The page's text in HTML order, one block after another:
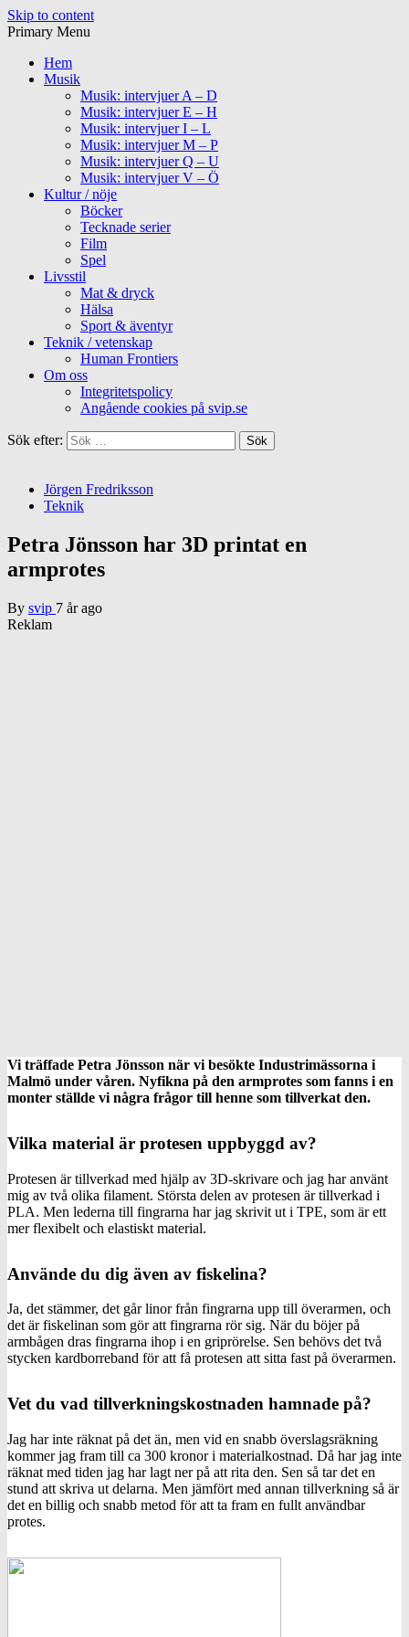
Skip to content
Primary Menu
Hem
Musik
Musik: intervjuer A – D
Musik: intervjuer E – H
Musik: intervjuer I – L
Musik: intervjuer M – P
Musik: intervjuer Q – U
Musik: intervjuer V – Ö
Kultur / nöje
Böcker
Tecknade serier
Film
Spel
Livsstil
Mat & dryck
Hälsa
Sport & äventyr
Teknik / vetenskap
Human Frontiers
Om oss
Integritetspolicy
Angående cookies på svip.se
Sök efter:
Jörgen Fredriksson
Teknik
Petra Jönsson har 3D printat en
armprotes
By svip 7 år ago
Reklam
Vi träffade Petra Jönsson när vi besökte Industrimässorna i
Malmö under våren. Nyfikna på den armprotes som fanns i en
monter ställde vi några frågor till henne som tillverkat den.
Vilka material är protesen uppbyggd av?
Protesen är tillverkad med hjälp av 3D-skrivare och jag har använt
mig av två olika filament. Största delen av protesen är tillverkad i
PLA. Men lederna till fingrarna har jag skrivit ut i TPE, som är ett
mer flexibelt och elastiskt material.
Använde du dig även av fiskelina?
Ja, det stämmer, det går linor från fingrarna upp till överarmen, och
det är fiskelinan som gör att fingrarna rör sig. När du böjer på
armbågen dras fingrarna ihop i en griprörelse. Sen behövs det två
stycken kardborreband för att få protesen att sitta fast på överarmen.
Vet du vad tillverkningskostnaden hamnade på?
Jag har inte räknat på det än, men vid en snabb överslagsräkning
kommer jag fram till ca 300 kronor i materialkostnad. Då har jag inte
räknat med tiden jag har lagt ner på att rita den. Sen så tar det en
stund att skriva ut delarna. Men jämfört med annan tillverkning så är
det en billig och snabb metod för att ta fram en fullt användbar
protes.